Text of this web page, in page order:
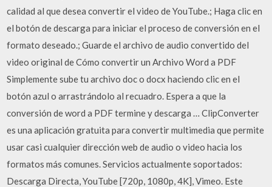
calidad al que desea convertir el video de YouTube.; Haga clic en
el botón de descarga para iniciar el proceso de conversión en el
formato deseado.; Guarde el archivo de audio convertido del
video original de Cómo convertir un Archivo Word a PDF
Simplemente sube tu archivo doc o docx haciendo clic en el
botón azul o arrastrándolo al recuadro. Espera a que la
conversión de word a PDF termine y descarga … ClipConverter
es una aplicación gratuita para convertir multimedia que permite
usar casi cualquier dirección web de audio o video hacia los
formatos más comunes. Servicios actualmente soportados:
Descarga Directa, YouTube [720p, 1080p, 4K], Vimeo. Este